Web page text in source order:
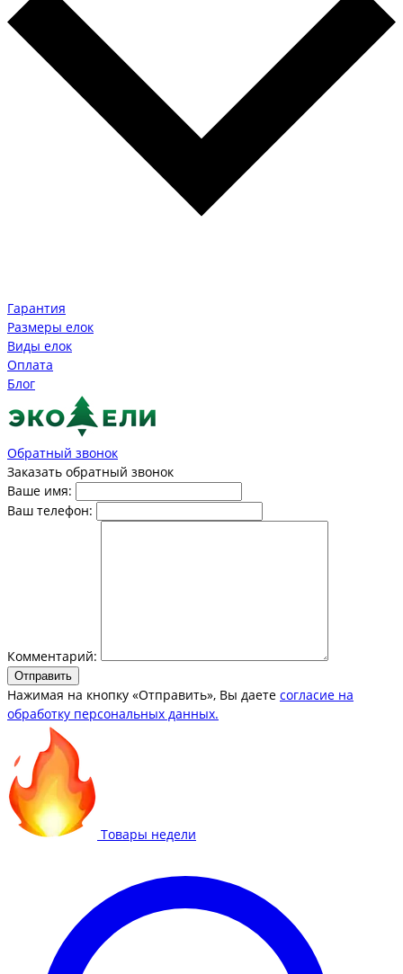
Гарантия
Размеры елок
Виды елок
Оплата
Блог
Обратный звонок
Заказать обратный звонок
Ваше имя:
Ваш телефон:
Комментарий:
Отправить
Нажимая на кнопку «Отправить», Вы даете согласие на
обработку персональных данных.
Товары недели